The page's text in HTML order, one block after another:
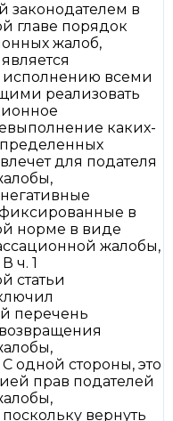
законодателем в
главе порядок
жалоб,
исполнению всеми
реализовать
каких-
для подателя
в
норме в виде
жалобы,
ч. 1
статьи
перечень
одной стороны, это
прав подателей
вернуть